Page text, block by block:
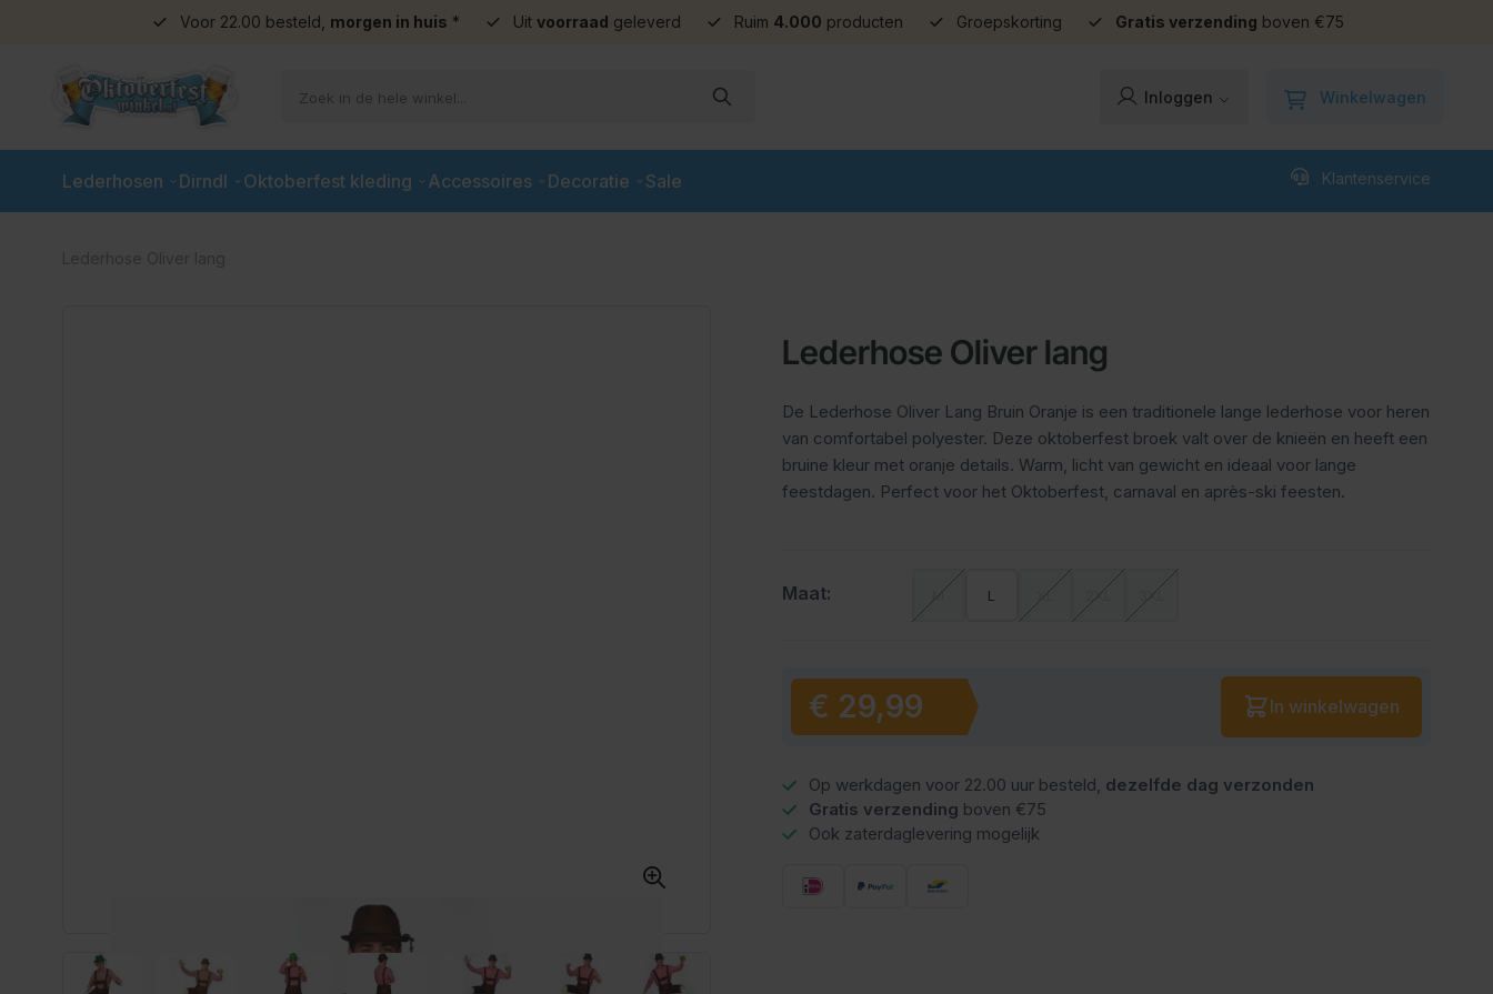
Voor 22.00 besteld, morgen in huis * Uit voorraad geleverd Ruim 4.000 producten Groepskorting Gratis verzending boven €75
Inloggen Winkelwagen
Lederhosen Dirndl Oktoberfest kleding Accessoires Decoratie Sale Klantenservice
Lederhose Oliver lang
Lederhose Oliver lang
De Lederhose Oliver Lang Bruin Oranje is een traditionele lange lederhose voor heren
van comfortabel polyester. Deze oktoberfest broek valt over de knieën en heeft een
bruine kleur met oranje details. Warm, licht van gewicht en ideaal voor lange
feestdagen. Perfect voor het Oktoberfest, carnaval en après-ski feesten.
Maat: M L XL 2XL 3XL
Vanaf:
€ 29,99
Aantal
In winkelwagen
Op werkdagen voor 22.00 uur besteld, dezelfde dag verzonden
Gratis verzending boven €75
Ook zaterdaglevering mogelijk